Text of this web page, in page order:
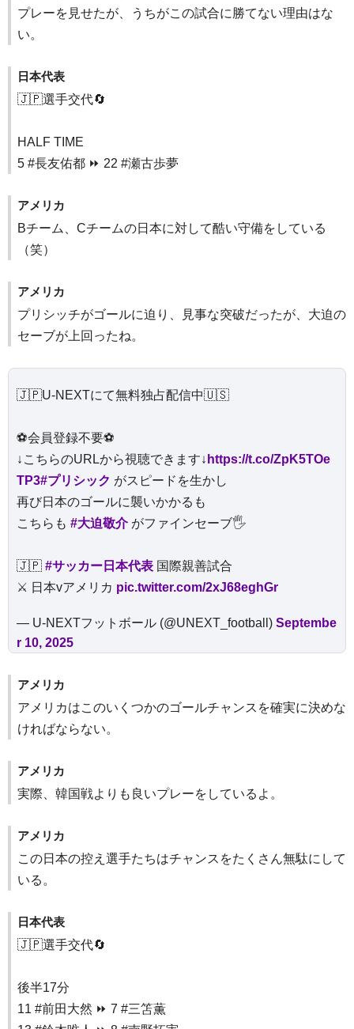
プレーを見せたが、うちがこの試合に勝てない理由はな
い。
日本代表
🇯🇵選手交代🔄
HALF TIME
5 #長友佑都 ⏩ 22 #瀬古歩夢
アメリカ
Bチーム、Cチームの日本に対して酷い守備をしている
（笑）
アメリカ
プリシッチがゴールに迫り、見事な突破だったが、大迫の
セーブが上回ったね。
🇯🇵U-NEXTにて無料独占配信中🇺🇸
⚽️会員登録不要⚽️
↓こちらのURLから視聴できます↓ https://t.co/ZpK5TOe
TP3#プリシック がスピードを生かし
再び日本のゴールに襲いかかるも
こちらも #大迫敬介がファインセーブ🖐️
🇯🇵 #サッカー日本代表 国際親善試合
⚔️ 日本vアメリカ pic.twitter.com/2xJ68eghGr
— U-NEXTフットボール (@UNEXT_football) Septembe
r 10, 2025
アメリカ
アメリカはこのいくつかのゴールチャンスを確実に決めな
ければならない。
アメリカ
実際、韓国戦よりも良いプレーをしているよ。
アメリカ
この日本の控え選手たちはチャンスをたくさん無駄にして
いる。
日本代表
🇯🇵選手交代🔄
後半17分
11 #前田大然 ⏩ 7 #三笘薫